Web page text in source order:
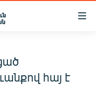
հայ է